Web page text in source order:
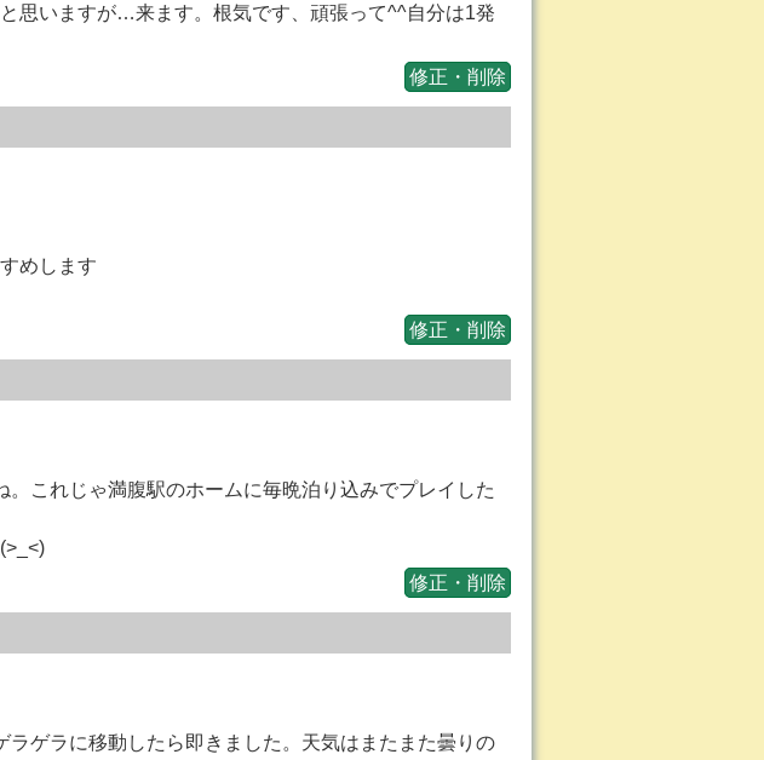
思いますが…来ます。根気です、頑張って^^自分は1発
修正・削除
めします
修正・削除
これじゃ満腹駅のホームに毎晩泊り込みでプレイした
修正・削除
ゲラに移動したら即きました。天気はまたまた曇りの